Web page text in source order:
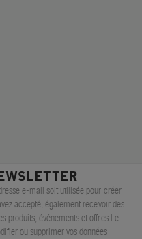
e-mail soit utilisée pour créer
accepté, également recevoir des
produits, événements et offres Le
ou supprimer vos données